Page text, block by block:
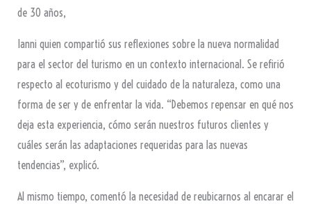
de 30 años,
Ianni quien compartió sus reflexiones sobre la nueva normalidad
para el sector del turismo en un contexto internacional. Se refirió
respecto al ecoturismo y del cuidado de la naturaleza, como una
forma de ser y de enfrentar la vida. “Debemos repensar en qué nos
deja esta experiencia, cómo serán nuestros futuros clientes y
cuáles serán las adaptaciones requeridas para las nuevas
tendencias”, explicó.
Al mismo tiempo, comentó la necesidad de reubicarnos al encarar el